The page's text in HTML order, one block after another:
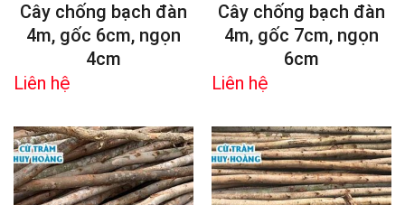
Cây chống bạch đàn
4m, gốc 6cm, ngọn
4cm
Liên hệ
Cây chống bạch đàn
4m, gốc 7cm, ngọn
6cm
Liên hệ